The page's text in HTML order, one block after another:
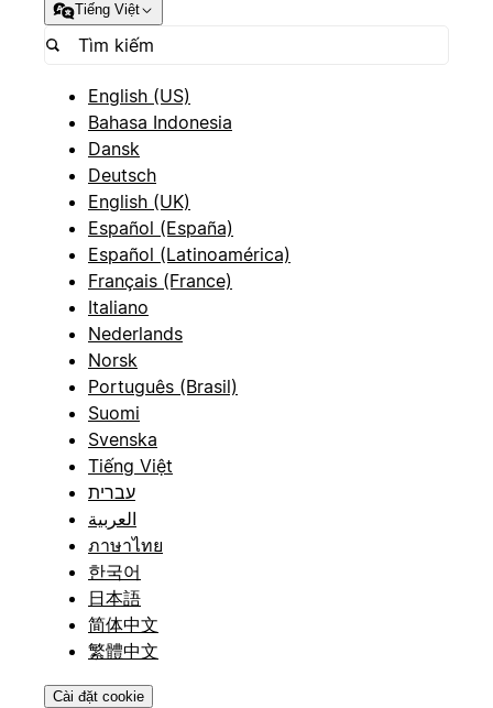
Tiếng Việt
English (US)
Bahasa Indonesia
Dansk
Deutsch
English (UK)
Español (España)
Español (Latinoamérica)
Français (France)
Italiano
Nederlands
Norsk
Português (Brasil)
Suomi
Svenska
Tiếng Việt
עברית
العربية
ภาษาไทย
한국어
日本語
简体中文
繁體中文
Cài đặt cookie